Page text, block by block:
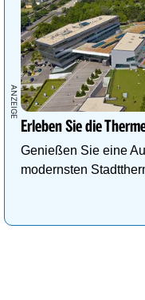
Erleben Sie die
Genießen Sie eine
modernsten